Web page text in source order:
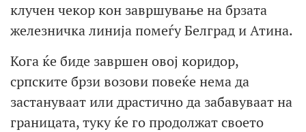
клучен чекор кон завршување на брзата
железничка линија помеѓу Белград и Атина.
Кога ќе биде завршен овој коридор,
српските брзи возови повеќе нема да
застануваат или драстично да забавуваат на
границата, туку ќе го продолжат своето